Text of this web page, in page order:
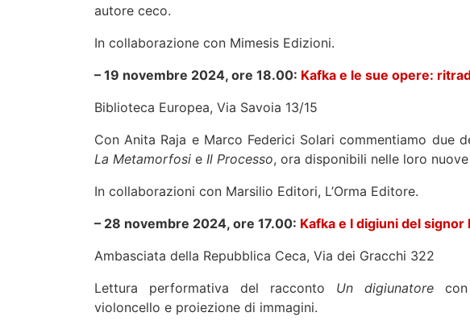
autore ceco.
In collaborazione con Mimesis Edizioni.
– 19 novembre 2024, ore 18.00: Kafka e le sue opere:
Biblioteca Europea, Via Savoia 13/15
Con Anita Raja e Marco Federici Solari commentiamo due
La Metamorfosi e Il Processo, ora disponibili nelle loro
In collaborazioni con Marsilio Editori, L’Orma Editore.
– 28 novembre 2024, ore 17.00: Kafka e I digiuni del signor
Ambasciata della Repubblica Ceca, Via dei Gracchi 322
Lettura performativa del racconto Un digiunatore con
violoncello e proiezione di immagini.